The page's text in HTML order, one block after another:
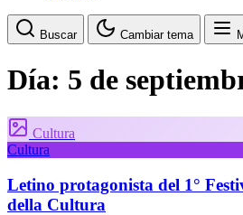
Buscar Cambiar tema
Día: 5 de
Cultura
Cultura
Letino protagonista del 1°
della Cultura